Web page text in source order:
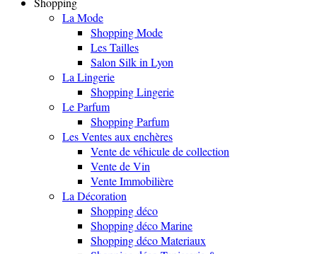
La Mode
Shopping Mode
Les Tailles
Salon Silk in Lyon
La Lingerie
Shopping Lingerie
Le Parfum
Shopping Parfum
Les Ventes aux enchères
Vente de véhicule de collection
Vente de Vin
Vente Immobilière
La Décoration
Shopping déco
Shopping déco Marine
Shopping déco Materiaux